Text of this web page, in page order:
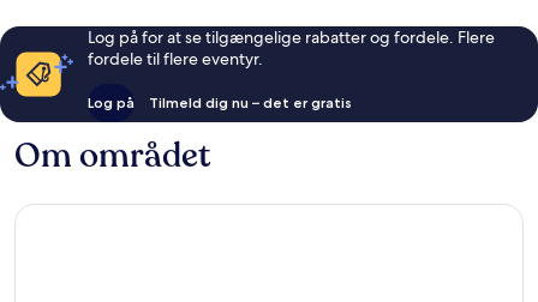
Log på for at se tilgængelige rabatter og fordele. Flere
fordele til flere eventyr.
Log på Tilmeld dig nu – det er gratis
Om området